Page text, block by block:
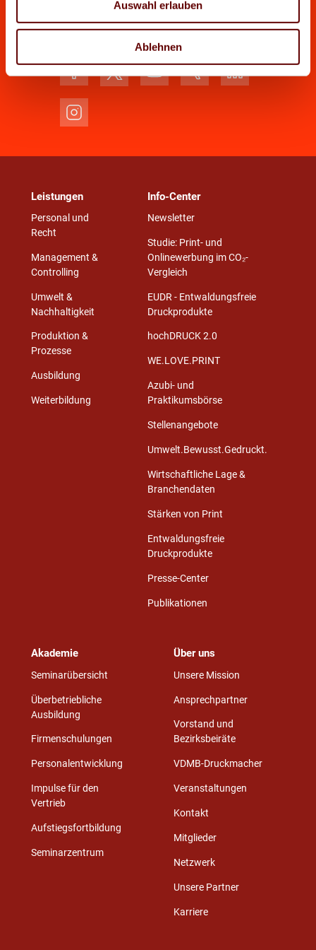
Auswahl erlauben
Ablehnen
089 33036 - 220| akademie@vdmb.de
Leistungen
Personal und
Recht
Management &
Controlling
Umwelt &
Nachhaltigkeit
Produktion &
Prozesse
Ausbildung
Weiterbildung
Info-Center
Newsletter
Studie: Print- und
Onlinewerbung im CO₂-
Vergleich
EUDR - Entwaldungsfreie
Druckprodukte
hochDRUCK 2.0
WE.LOVE.PRINT
Azubi- und
Praktikumsbörse
Stellenangebote
Umwelt.Bewusst.Gedruckt.
Wirtschaftliche Lage &
Branchendaten
Stärken von Print
Entwaldungsfreie
Druckprodukte
Presse-Center
Publikationen
Akademie
Seminarübersicht
Überbetriebliche
Ausbildung
Firmenschulungen
Personalentwicklung
Impulse für den
Vertrieb
Aufstiegsfortbildung
Seminarzentrum
Über uns
Unsere Mission
Ansprechpartner
Vorstand und
Bezirksbeiräte
VDMB-Druckmacher
Veranstaltungen
Kontakt
Mitglieder
Netzwerk
Unsere Partner
Karriere